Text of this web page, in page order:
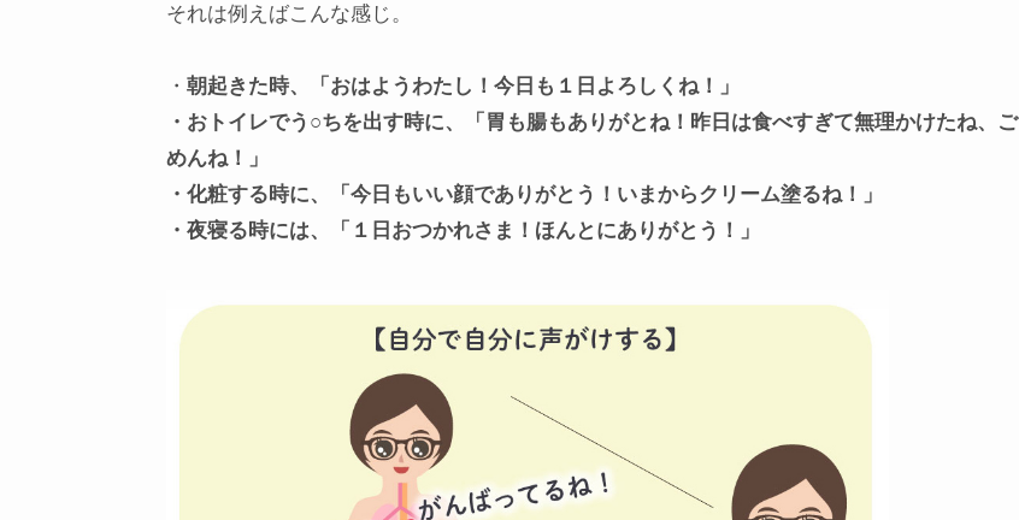
それは例えばこんな感じ。
・ 朝起きた時、「おはようわたし！今日も１日よろしくね！」
・おトイレでう○ちを出す時に、「胃も腸もありがとね！昨日は食べすぎて無理かけたね、ご
めんね！」
・化粧する時に、「今日もいい顔でありがとう！いまからクリーム塗るね！」
・夜寝る時には、「１日おつかれさま！ほんとにありがとう！」